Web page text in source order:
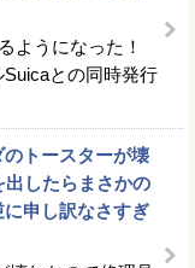
ようになった！
との同時発行
のトースターが壊
したらまさかの
申し訳なさすぎ